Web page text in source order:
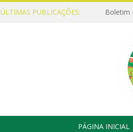
ÚLTIMAS PUBLICAÇÕES: Boletim
PÁGINA INICIAL